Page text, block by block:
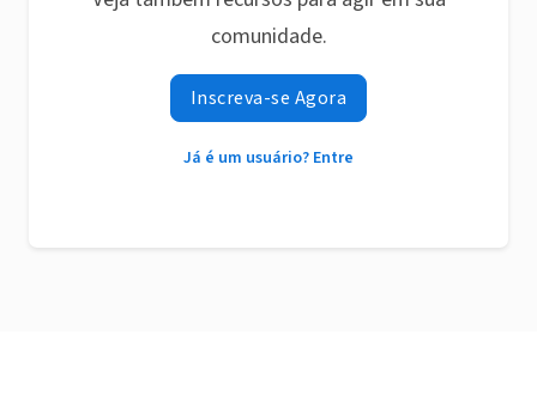
comunidade.
Inscreva-se Agora
Já é um usuário? Entre